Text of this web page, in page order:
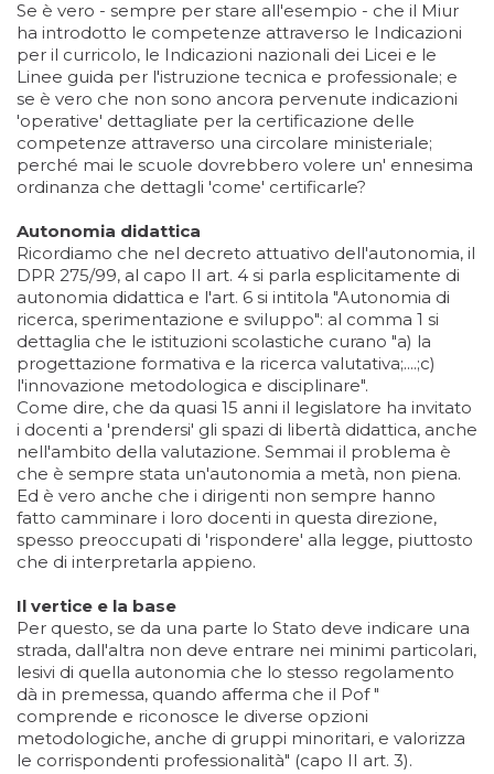
Se è vero - sempre per stare all'esempio - che il Miur
ha introdotto le competenze attraverso le Indicazioni
per il curricolo, le Indicazioni nazionali dei Licei e le
Linee guida per l'istruzione tecnica e professionale; e
se è vero che non sono ancora pervenute indicazioni
'operative' dettagliate per la certificazione delle
competenze attraverso una circolare ministeriale;
perché mai le scuole dovrebbero volere un' ennesima
ordinanza che dettagli 'come' certificarle?
Autonomia didattica
Ricordiamo che nel decreto attuativo dell'autonomia, il
DPR 275/99, al capo II art. 4 si parla esplicitamente di
autonomia didattica e l'art. 6 si intitola "Autonomia di
ricerca, sperimentazione e sviluppo": al comma 1 si
dettaglia che le istituzioni scolastiche curano "a) la
progettazione formativa e la ricerca valutativa;....;c)
l'innovazione metodologica e disciplinare".
Come dire, che da quasi 15 anni il legislatore ha invitato
i docenti a 'prendersi' gli spazi di libertà didattica, anche
nell'ambito della valutazione. Semmai il problema è
che è sempre stata un'autonomia a metà, non piena.
Ed è vero anche che i dirigenti non sempre hanno
fatto camminare i loro docenti in questa direzione,
spesso preoccupati di 'rispondere' alla legge, piuttosto
che di interpretarla appieno.
Il vertice e la base
Per questo, se da una parte lo Stato deve indicare una
strada, dall'altra non deve entrare nei minimi particolari,
lesivi di quella autonomia che lo stesso regolamento
dà in premessa, quando afferma che il Pof "
comprende e riconosce le diverse opzioni
metodologiche, anche di gruppi minoritari, e valorizza
le corrispondenti professionalità" (capo II art. 3).